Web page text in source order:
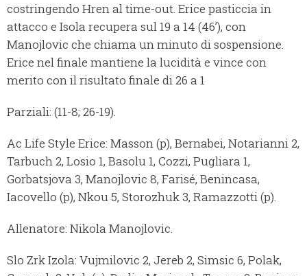
costringendo Hren al time-out. Erice pasticcia in
attacco e Isola recupera sul 19 a 14 (46’), con
Manojlovic che chiama un minuto di sospensione.
Erice nel finale mantiene la lucidità e vince con
merito con il risultato finale di 26 a 1
Parziali: (11-8; 26-19).
Ac Life Style Erice: Masson (p), Bernabei, Notarianni 2,
Tarbuch 2, Losio 1, Basolu 1, Cozzi, Pugliara 1,
Gorbatsjova 3, Manojlovic 8, Farisé, Benincasa,
Iacovello (p), Nkou 5, Storozhuk 3, Ramazzotti (p).
Allenatore: Nikola Manojlovic.
Slo Zrk Izola: Vujmilovic 2, Jereb 2, Simsic 6, Polak,